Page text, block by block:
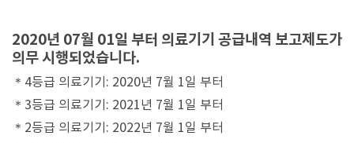
2020년 07월 01일 부터 의료기기 공급내역 보고제도가
의무 시행되었습니다.
＊4등급 의료기기: 2020년 7월 1일 부터
＊3등급 의료기기: 2021년 7월 1일 부터
＊2등급 의료기기: 2022년 7월 1일 부터